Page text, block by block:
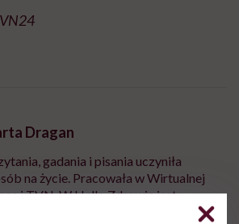
Dragan
gadania i pisania uczyniła
na życie. Pracowała w Wirtualnej
i TVN. W Hello Zdrowie jest